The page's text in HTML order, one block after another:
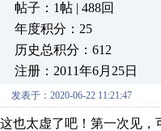
帖子：1帖 | 488回
年度积分：25
历史总积分：612
注册：2011年6月25日
发表于：2020-06-22 11:21:47
这也太虚了吧！第一次见，